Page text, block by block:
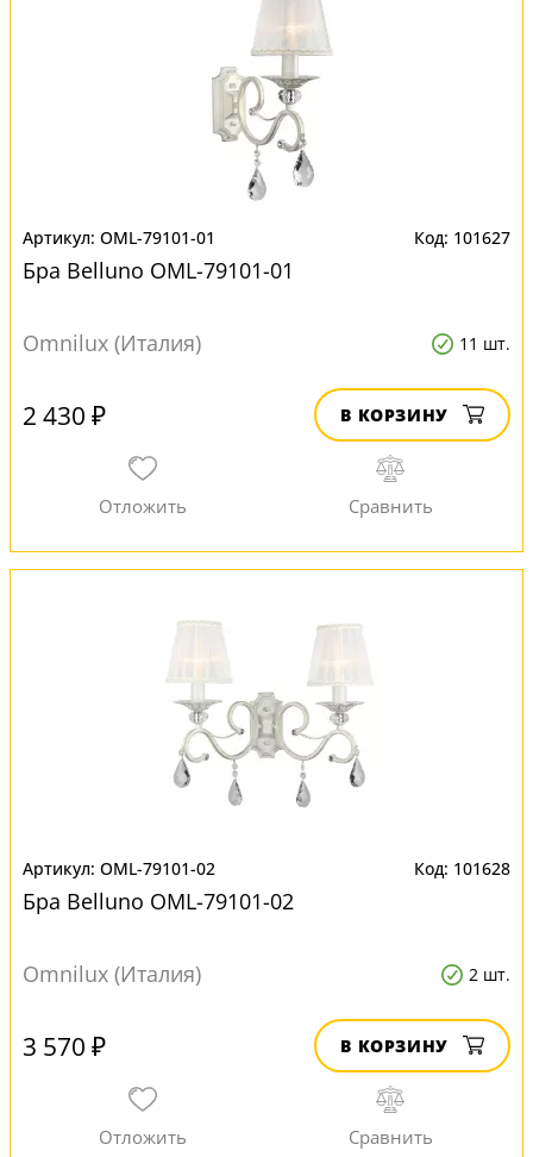
OML-79101-01 101627
Бра Belluno OML-79101-01
Omnilux (Италия) 11 шт.
2 430 ₽ В КОРЗИНУ
OML-79101-02 101628
Бра Belluno OML-79101-02
Omnilux (Италия) 2 шт.
3 570 ₽ В КОРЗИНУ